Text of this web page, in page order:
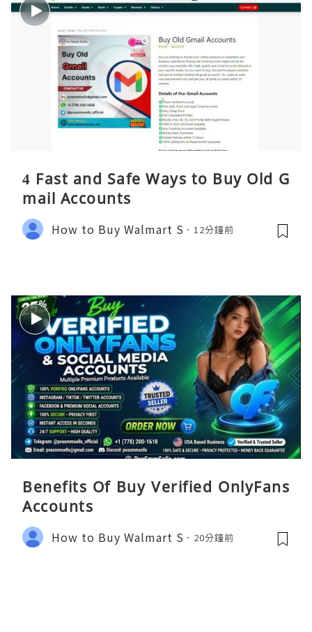
4 Fast and Safe Ways to Buy Old G
mail Accounts
How to Buy Walmart S 12分鐘前
Benefits Of Buy Verified OnlyFans
Accounts
How to Buy Walmart S 20分鐘前